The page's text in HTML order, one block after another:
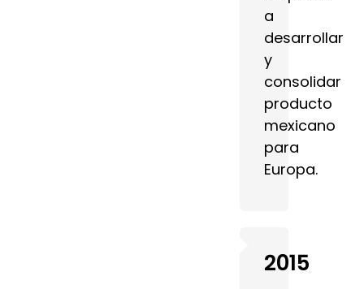
a
desarrollar
y
consolidar
producto
mexicano
para
Europa.
2015